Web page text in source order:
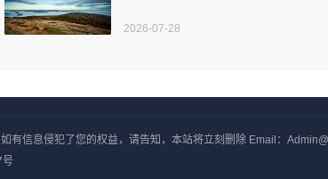
2026-07-28
有信息侵犯了您的权益，请告知，本站将立刻删除 Email：